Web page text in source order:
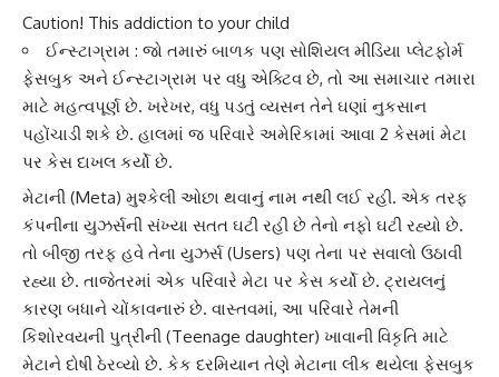
Caution! This addiction to your child
ઈન્સ્ટાગ્રામ : જો તમારું બાળક પણ સોશિયલ મીડિયા પ્લેટફોર્મ
ફેસબુક અને ઈન્સ્ટાગ્રામ પર વધુ એક્ટિવ છે, તો આ સમાચાર તમારા
માટે મહત્વપૂર્ણ છે. ખરેખર, વધુ પડતું વ્યસન તેને ઘણાં નુકસાન
પહોંચાડી શકે છે. હાલમાં જ પરિવારે અમેરિકામાં આવા 2 કેસમાં મેટા
પર કેસ દાખલ કર્યો છે.
મેટાની (Meta) મુશ્કેલી ઓછા થવાનું નામ નથી લઈ રહી. એક તરફ
કંપનીના યુઝર્સની સંખ્યા સતત ઘટી રહી છે તેનો નફો ઘટી રહ્યો છે.
તો બીજી તરફ હવે તેના યુઝર્સ (Users) પણ તેના પર સવાલો ઉઠાવી
રહ્યા છે. તાજેતરમાં એક પરિવારે મેટા પર કેસ કર્યો છે. ટ્રાયલનું
કારણ બધાને ચોંકાવનારું છે. વાસ્તવમાં, આ પરિવારે તેમની
કિશોરવયની પુત્રીની (Teenage daughter) ખાવાની વિકૃતિ માટે
મેટાને દોષી ઠેરવ્યો છે. કેક દરમિયાન તેણે મેટાના લીક થયેલા ફેસબુક